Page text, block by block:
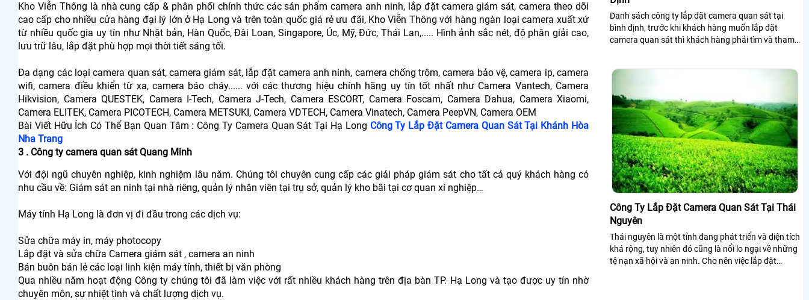
Kho Viễn Thông là nhà cung cấp & phân phối chính thức các sản phẩm camera anh ninh, lắp đặt camera giám sát, camera theo dõi
cao cấp cho nhiều cửa hàng đại lý lớn ở Hạ Long và trên toàn quốc giá rẻ ưu đãi, Kho Viễn Thông với hàng ngàn loại camera xuất xứ
từ nhiều quốc gia uy tín như Nhật bản, Hàn Quốc, Đài Loan, Singapore, Úc, Mỹ, Đức, Thái Lan,..... Hình ảnh sắc nét, độ phân giải cao,
lưu trữ lâu, lắp đặt phù hợp mọi thời tiết sáng tối.
Đa dạng các loại camera quan sát, camera giám sát, lắp đặt camera anh ninh, camera chống trộm, camera bảo vệ, camera ip, camera
wifi, camera điều khiển từ xa, camera báo cháy...... với các thương hiệu chính hãng uy tín tốt nhất như Camera Vantech, Camera
Hikvision, Camera QUESTEK, Camera I-Tech, Camera J-Tech, Camera ESCORT, Camera Foscam, Camera Dahua, Camera Xiaomi,
Camera ELITEK, Camera PICOTECH, Camera METSUKI, Camera VDTECH, Camera Vinatech, Camera PeepVN, Camera OEM
Bài Viết Hữu Ích Có Thể Bạn Quan Tâm : Công Ty Camera Quan Sát Tại Hạ Long Công Ty Lắp Đặt Camera Quan Sát Tại Khánh Hòa
Nha Trang
3 . Công ty camera quan sát Quang Minh
Với đội ngũ chuyên nghiệp, kinh nghiệm lâu năm. Chúng tôi chuyên cung cấp các giải pháp giám sát cho tất cả quý khách hàng có
nhu cầu về: Giám sát an ninh tại nhà riêng, quản lý nhân viên tại trụ sở, quản lý kho bãi tại cơ quan xí nghiệp…
Máy tính Hạ Long là đơn vị đi đầu trong các dịch vụ:
Sửa chữa máy in, máy photocopy
Lắp đặt và sửa chữa Camera giám sát , camera an ninh
Bán buôn bán lẻ các loại linh kiện máy tính, thiết bị văn phòng
Qua nhiều năm hoạt động Công ty chúng tôi đã làm việc với rất nhiều khách hàng trên địa bàn TP. Hạ Long và tạo được uy tín nhờ
chuyên môn, sự nhiệt tình và chất lượng dịch vụ.
Danh sách công ty lắp đặt camera quan sát tại
bình định, trước khi khách hàng muốn lắp đặt
camera quan sát thì khách hàng phải tìm và tham
Công Ty Lắp Đặt Camera Quan Sát Tại Thái
Nguyên
Thái nguyên là một tỉnh đang phát triển và diện tích
khá rộng, tuy nhiên đó cũng là nổi lo ngại về những
tệ nạn xã hội và an ninh. Cho nên việc lắp đặt